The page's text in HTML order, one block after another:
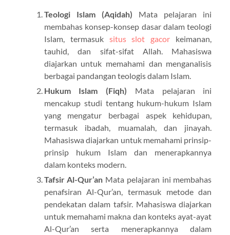
Teologi Islam (Aqidah) Mata pelajaran ini
membahas konsep-konsep dasar dalam teologi
Islam, termasuk situs slot gacor keimanan,
tauhid, dan sifat-sifat Allah. Mahasiswa
diajarkan untuk memahami dan menganalisis
berbagai pandangan teologis dalam Islam.
Hukum Islam (Fiqh) Mata pelajaran ini
mencakup studi tentang hukum-hukum Islam
yang mengatur berbagai aspek kehidupan,
termasuk ibadah, muamalah, dan jinayah.
Mahasiswa diajarkan untuk memahami prinsip-
prinsip hukum Islam dan menerapkannya
dalam konteks modern.
Tafsir Al-Qur’an Mata pelajaran ini membahas
penafsiran Al-Qur’an, termasuk metode dan
pendekatan dalam tafsir. Mahasiswa diajarkan
untuk memahami makna dan konteks ayat-ayat
Al-Qur’an serta menerapkannya dalam